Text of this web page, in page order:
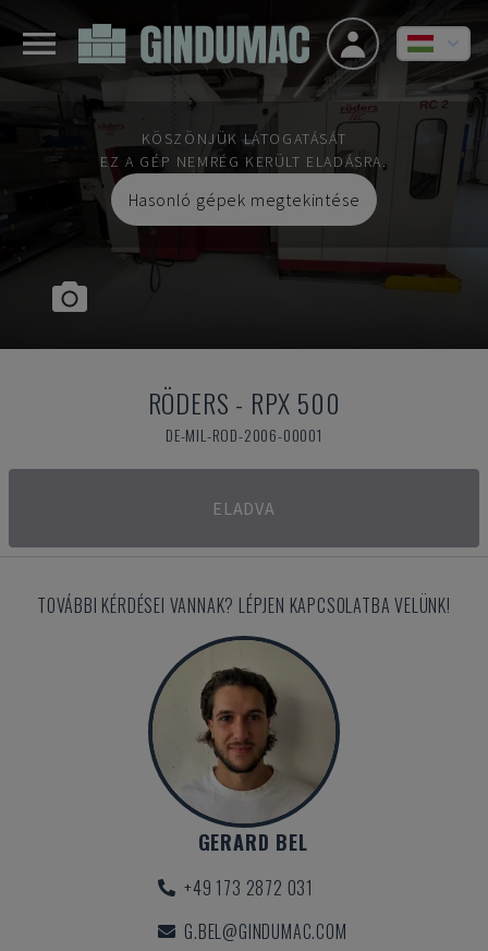
KÖSZÖNJÜK LÁTOGATÁSÁT
EZ A GÉP NEMRÉG KERÜLT ELADÁSRA.
Hasonló gépek megtekintése
RÖDERS - RPX 500
DE-MIL-ROD-2006-00001
ELADVA
TOVÁBBI KÉRDÉSEI VANNAK? LÉPJEN KAPCSOLATBA VELÜNK!
GERARD BEL
+49 173 2872 031
G.BEL@GINDUMAC.COM